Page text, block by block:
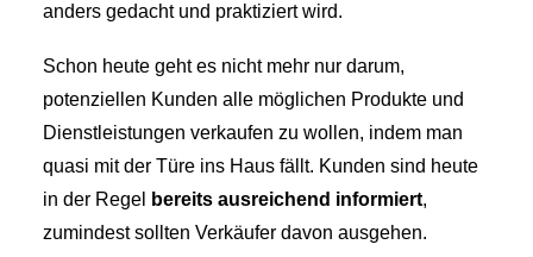
anders gedacht und praktiziert wird.
Schon heute geht es nicht mehr nur darum,
potenziellen Kunden alle möglichen Produkte und
Dienstleistungen verkaufen zu wollen, indem man
quasi mit der Türe ins Haus fällt. Kunden sind heute
in der Regel
bereits ausreichend informiert,
zumindest sollten Verkäufer davon ausgehen.